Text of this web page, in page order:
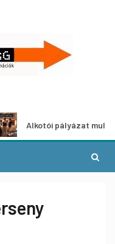
pályázat multimédia-